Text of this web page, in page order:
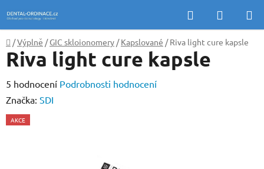
na
obsah
Hledat
KOŠÍK
Domů
/Výplně / GIC skloionomery / Kapslované / Riva light cure kapsle
Riva light cure kapsle
Průměrné
hodnocení
produktu
5 hodnocení Podrobnosti hodnocení
Značka: SDI
AKCE